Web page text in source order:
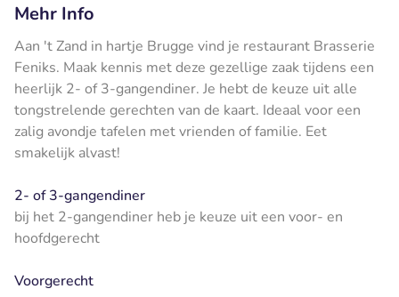
Mehr Info
Aan 't Zand in hartje Brugge vind je restaurant Brasserie
Feniks. Maak kennis met deze gezellige zaak tijdens een
heerlijk 2- of 3-gangendiner. Je hebt de keuze uit alle
tongstrelende gerechten van de kaart. Ideaal voor een
zalig avondje tafelen met vrienden of familie. Eet
smakelijk alvast!
2- of 3-gangendiner
bij het 2-gangendiner heb je keuze uit een voor- en
hoofdgerecht
Voorgerecht